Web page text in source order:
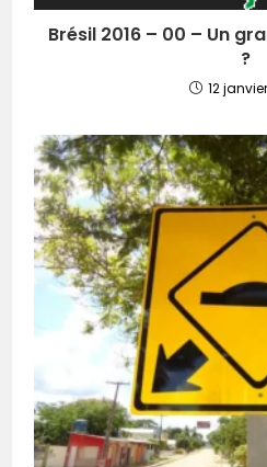
Brésil 2016 – 00 – Un
?
12